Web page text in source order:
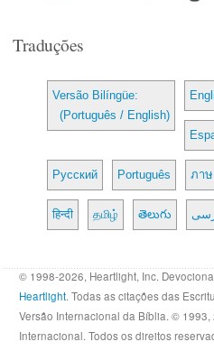
Traduções
Versão Bilíngüe:
(Português / English)
Русский Português ภา
हिन्दी தமிழ் తెలుగు
© 1998-2026, Heartlight, Inc.
Heartlight. Todas as citações das
Versão Internacional da Bíblia. ©
Internacional. Todos os direitos